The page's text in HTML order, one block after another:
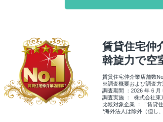
賃貸住宅仲
斡旋力で空
賃貸住宅仲介業店舗数
※調査概要および調査方
調査期間 ：2026 年 6 月
調査実施 ： 株式会社東
比較対象企業 ：「賃貸
*海外法人は除外（但し